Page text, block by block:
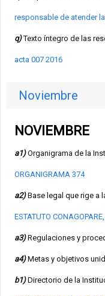
responsable de atender
q) Texto íntegro de las
acta 007 2016
Noviembre
NOVIEMBRE
a1) Organigrama de la
ORGANIGRAMA 374
a2) Base legal que rige a
ESTATUTO CONAGOPARE,
a3)Regulaciones y
a4)Metas y objetivos
b1)Directorio de la